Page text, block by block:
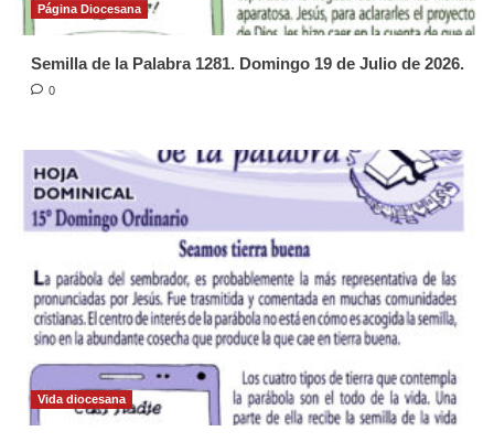
Página Diocesana
Semilla de la Palabra 1281. Domingo 19 de Julio de 2026.
0
Vida diocesana